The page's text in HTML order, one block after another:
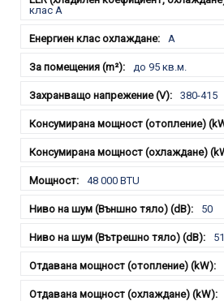
клас A
A
до 95 кв.м.
380-415
48 000 BTU
50
51